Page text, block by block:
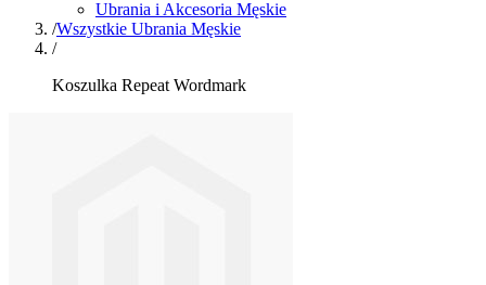
Ubrania i Akcesoria Męskie
/Wszystkie Ubrania Męskie
/
Koszulka Repeat Wordmark